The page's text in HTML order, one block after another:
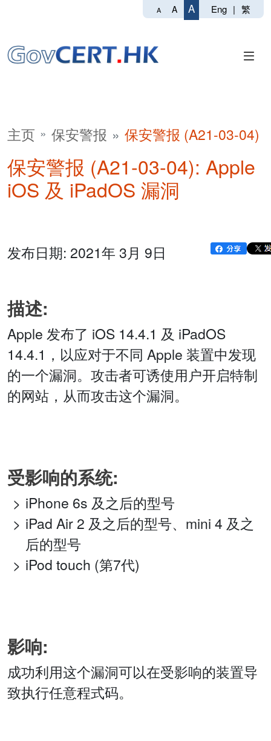
A A A Eng | 繁
主页 保安警报 保安警报 (A21-03-04)
保安警报 (A21-03-04): Apple
iOS 及 iPadOS 漏洞
发布日期: 2021年 3月 9日
描述:
Apple 发布了 iOS 14.4.1 及 iPadOS
14.4.1，以应对于不同 Apple 装置中发现
的一个漏洞。攻击者可诱使用户开启特制
的网站，从而攻击这个漏洞。
受影响的系统:
iPhone 6s 及之后的型号
iPad Air 2 及之后的型号、mini 4 及之
后的型号
iPod touch (第7代)
影响:
成功利用这个漏洞可以在受影响的装置导
致执行任意程式码。